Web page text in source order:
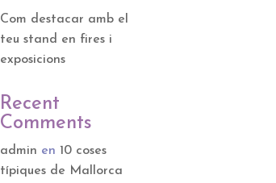
Com destacar amb el
teu stand en fires i
exposicions
Recent
Comments
admin en 10 coses
típiques de Mallorca